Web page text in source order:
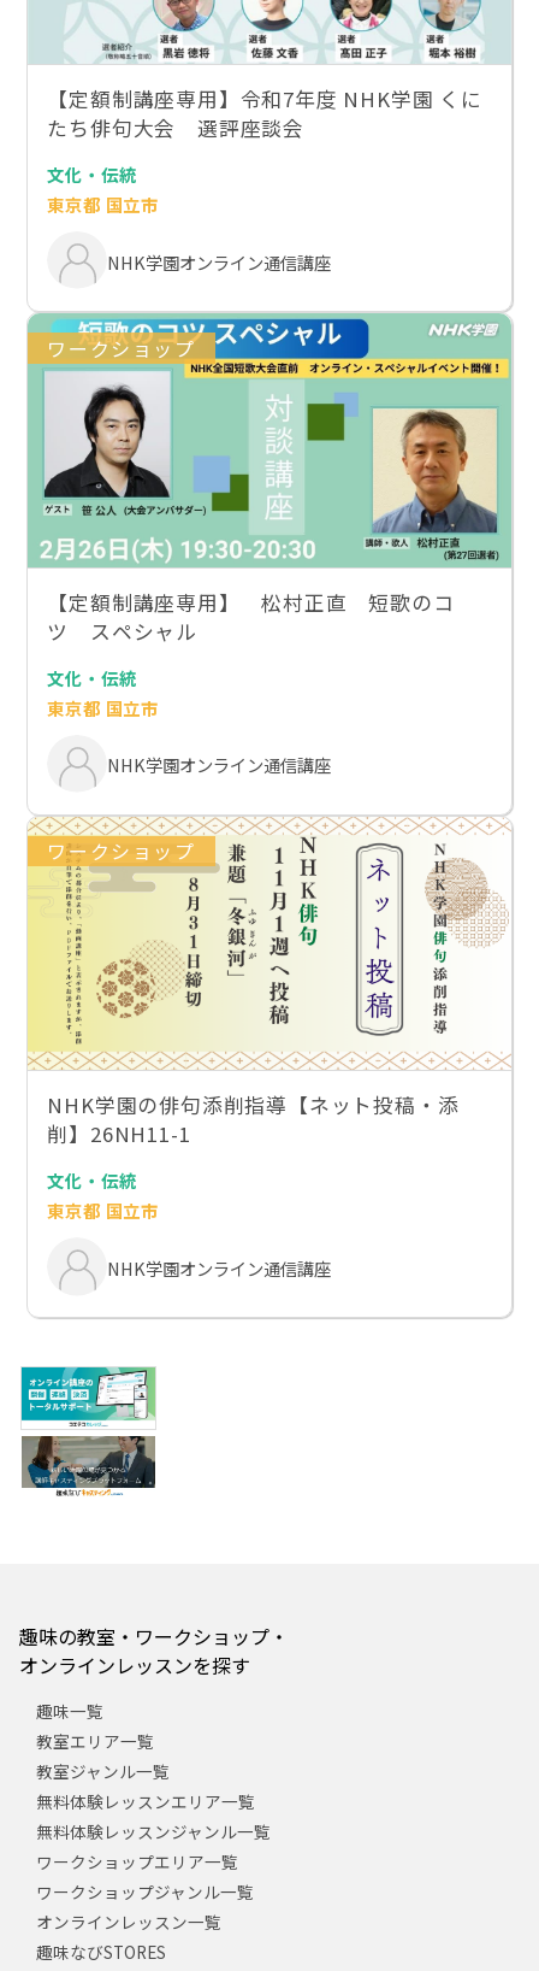
【定額制講座専用】令和7年度 NHK学園 くに
たち俳句大会 選評座談会
文化・伝統
東京都 国立市
NHK学園オンライン通信講座
ワークショップ
【定額制講座専用】 松村正直 短歌のコ
ツ スペシャル
文化・伝統
東京都 国立市
NHK学園オンライン通信講座
ワークショップ
NHK学園の俳句添削指導【ネット投稿・添
削】26NH11-1
文化・伝統
東京都 国立市
NHK学園オンライン通信講座
趣味の教室・ワークショップ・
オンラインレッスンを探す
趣味一覧
教室エリア一覧
教室ジャンル一覧
無料体験レッスンエリア一覧
無料体験レッスンジャンル一覧
ワークショップエリア一覧
ワークショップジャンル一覧
オンラインレッスン一覧
趣味なびSTORES